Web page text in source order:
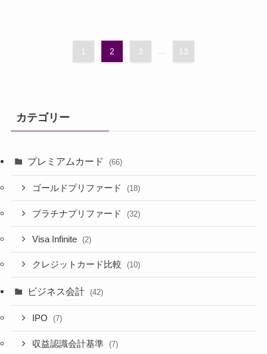
1 2 3 13
カテゴリー
プレミアムカード (66)
ゴールドプリファード (18)
プラチナプリファード (32)
Visa Infinite (2)
クレジットカード比較 (10)
ビジネス会計 (42)
IPO (7)
収益認識会計基準 (7)